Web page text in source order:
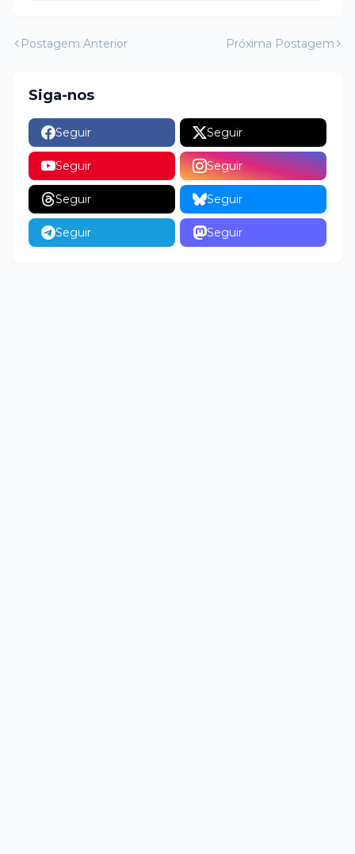
Postagem Anterior Próxima Postagem
Siga-nos
Seguir Seguir
Seguir Seguir
Seguir Seguir
Seguir Seguir